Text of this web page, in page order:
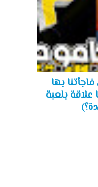
بها
بلعبة